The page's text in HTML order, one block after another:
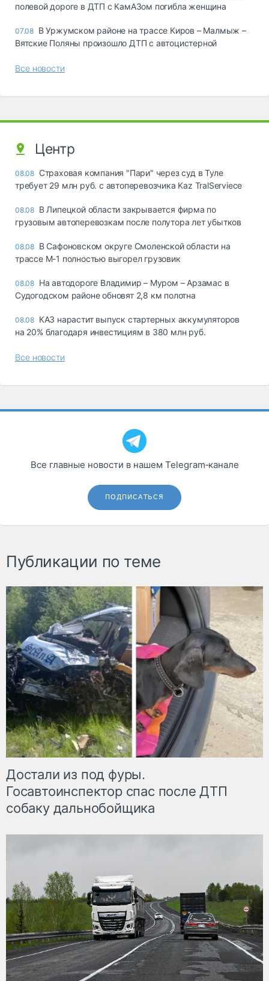
полевой дороге в ДТП с КамАЗом погибла женщина
07.08 В Уржумском районе на трассе Киров – Малмыж –
Вятские Поляны произошло ДТП с автоцистерной
Все новости
Центр
08.08 Страховая компания "Пари" через суд в Туле
требует 29 млн руб. с автоперевозчика Kaz TralServiece
08.08 В Липецкой области закрывается фирма по
грузовым автоперевозкам после полутора лет убытков
08.08 В Сафоновском округе Смоленской области на
трассе М-1 полностью выгорел грузовик
08.08 На автодороге Владимир – Муром – Арзамас в
Судогодском районе обновят 2,8 км полотна
08.08 КАЗ нарастит выпуск стартерных аккумуляторов
на 20% благодаря инвестициям в 380 млн руб.
Все новости
Все главные новости в нашем Telegram‑канале
ПОДПИСАТЬСЯ
Публикации по теме
Достали из под фуры.
Госавтоинспектор спас после ДТП
собаку дальнобойщика